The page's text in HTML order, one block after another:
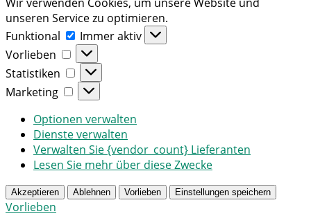
unseren Service zu optimieren.
Funktional
Funktional
Immer aktiv
Vorlieben
Vorlieben
Statistiken
Statistiken
Marketing
Marketing
Optionen verwalten
Dienste verwalten
Verwalten Sie {vendor_count} Lieferanten
Lesen Sie mehr über diese Zwecke
Akzeptieren Ablehnen Vorlieben Einstellungen speichern
Vorlieben